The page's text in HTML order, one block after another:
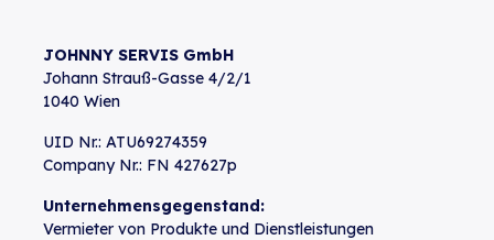
JOHNNY SERVIS GmbH
Johann Strauß-Gasse 4/2/1
1040 Wien
UID Nr.: ATU69274359
Company Nr.: FN 427627p
Unternehmensgegenstand:
Vermieter von Produkte und Dienstleistungen